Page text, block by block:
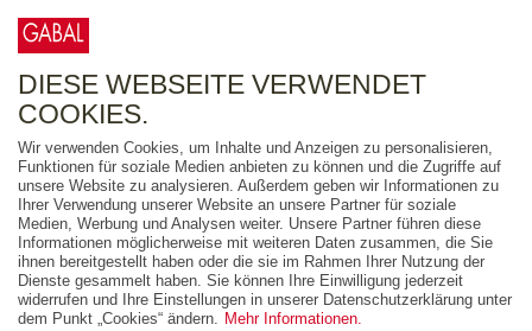
FREITEXT
AUSGABEART
AUS DER REIHE
ZUM THEMA
DIESE WEBSEITE VERWENDET
COOKIES.
Wir verwenden Cookies, um Inhalte und Anzeigen zu personalisieren,
Funktionen für soziale Medien anbieten zu können und die Zugriffe auf
unsere Website zu analysieren. Außerdem geben wir Informationen zu
Ihrer Verwendung unserer Website an unsere Partner für soziale
Medien, Werbung und Analysen weiter. Unsere Partner führen diese
Informationen möglicherweise mit weiteren Daten zusammen, die Sie
ihnen bereitgestellt haben oder die sie im Rahmen Ihrer Nutzung der
Dienste gesammelt haben. Sie können Ihre Einwilligung jederzeit
widerrufen und Ihre Einstellungen in unserer Datenschutzerklärung unter
dem Punkt „Cookies“ ändern. Mehr Informationen.